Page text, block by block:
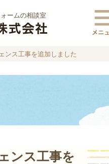
ームの相談室
ンス工事を追加しました
ンス工事を